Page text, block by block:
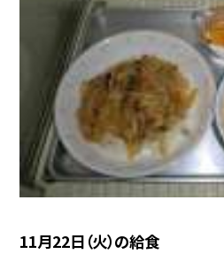
11月22日（火）の給食